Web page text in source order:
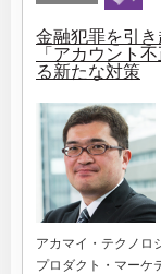
金融犯罪を引き
「アカウント
る新たな対策
アカマイ・テクノロ
プロダクト・マーケ